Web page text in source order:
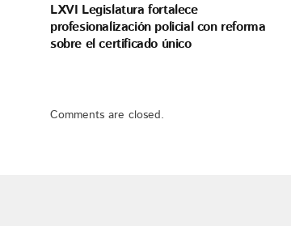
LXVI Legislatura fortalece
profesionalización policial con reforma
sobre el certificado único
Comments are closed.